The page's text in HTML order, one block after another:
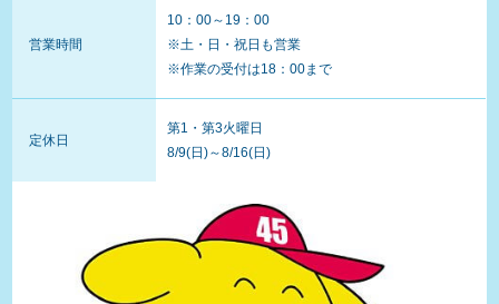
営業時間
10：00～19：00
※土・日・祝日も営業
※作業の受付は18：00まで
定休日
第1・第3火曜日
8/9(日)～8/16(日)